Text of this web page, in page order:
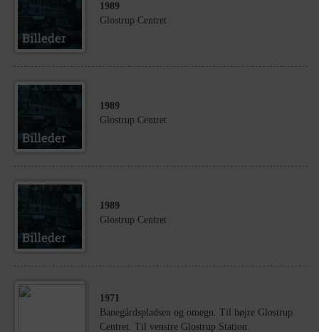
1989
Glostrup Centret
1989
Glostrup Centret
1989
Glostrup Centret
1971
Banegårdspladsen og omegn. Til højre Glostrup
Centret. Til venstre Glostrup Station.